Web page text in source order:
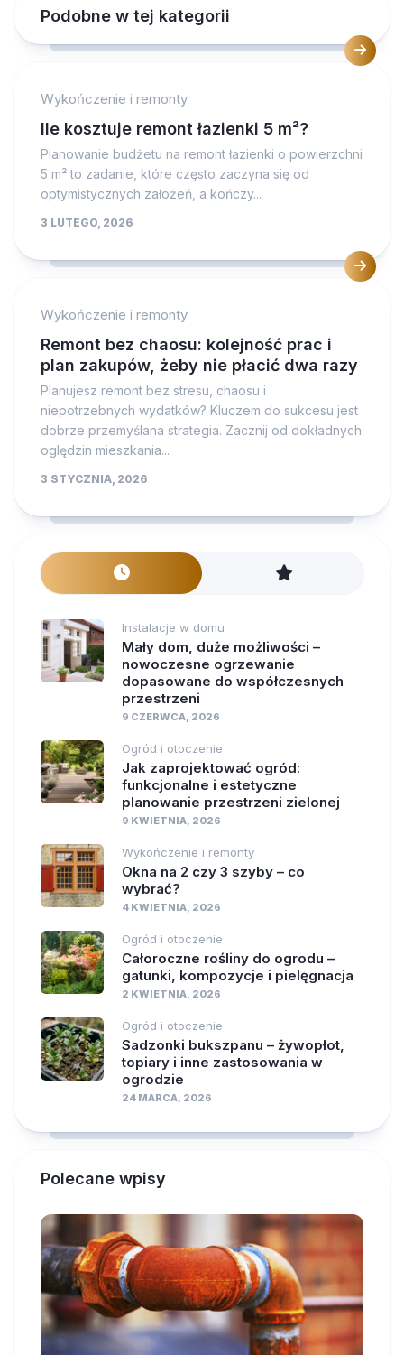
Podobne w tej kategorii
Wykończenie i remonty
Ile kosztuje remont łazienki 5 m²?
Planowanie budżetu na remont łazienki o powierzchni
5 m² to zadanie, które często zaczyna się od
optymistycznych założeń, a kończy...
3 LUTEGO, 2026
Wykończenie i remonty
Remont bez chaosu: kolejność prac i
plan zakupów, żeby nie płacić dwa razy
Planujesz remont bez stresu, chaosu i
niepotrzebnych wydatków? Kluczem do sukcesu jest
dobrze przemyślana strategia. Zacznij od dokładnych
oględzin mieszkania...
3 STYCZNIA, 2026
Instalacje w domu
Mały dom, duże możliwości –
nowoczesne ogrzewanie
dopasowane do współczesnych
przestrzeni
9 CZERWCA, 2026
Ogród i otoczenie
Jak zaprojektować ogród:
funkcjonalne i estetyczne
planowanie przestrzeni zielonej
9 KWIETNIA, 2026
Wykończenie i remonty
Okna na 2 czy 3 szyby – co
wybrać?
4 KWIETNIA, 2026
Ogród i otoczenie
Całoroczne rośliny do ogrodu –
gatunki, kompozycje i pielęgnacja
2 KWIETNIA, 2026
Ogród i otoczenie
Sadzonki bukszpanu – żywopłot,
topiary i inne zastosowania w
ogrodzie
24 MARCA, 2026
Polecane wpisy